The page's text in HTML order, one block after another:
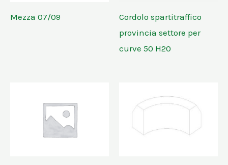
Mezza 07/09
Cordolo spartitraffico
provincia settore per
curve 50 H20